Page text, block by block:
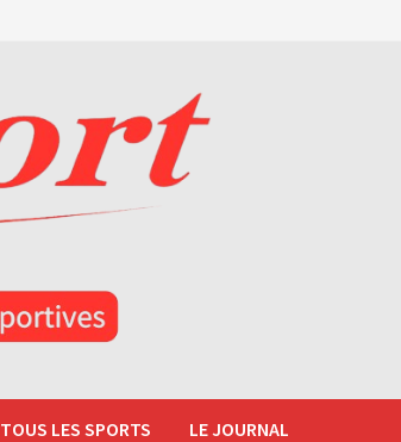
TOUS LES SPORTS LE JOURNAL